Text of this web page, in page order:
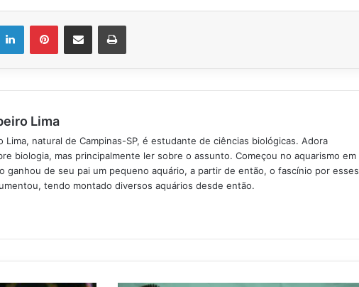
LinkedinPinterestCompartilhar via e-mail Imprimir
Lima
Lima, natural de Campinas-SP, é estudante de ciências biológicas. Adora
biologia, mas principalmente ler sobre o assunto. Começou no aquarismo em
ganhou de seu pai um pequeno aquário, a partir de então, o fascínio por esses
tendo montado diversos aquários desde então.